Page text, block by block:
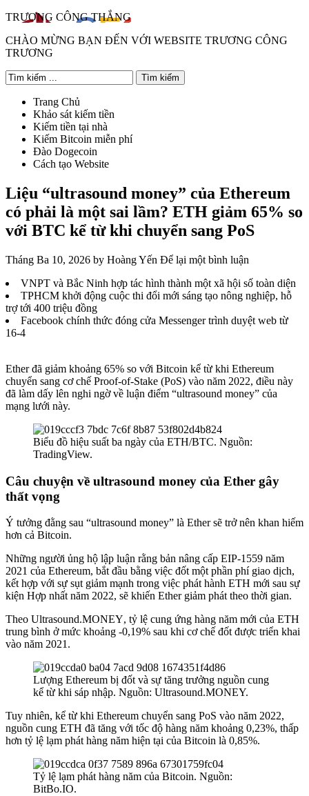
TRƯƠNG CÔNG THẮNG
CHÀO MỪNG BẠN ĐẾN VỚI WEBSITE TRƯƠNG CÔNG
TRƯƠNG
Trang Chủ
Khảo sát kiếm tiền
Kiếm tiền tại nhà
Kiếm Bitcoin miễn phí
Đào Dogecoin
Cách tạo Website
Liệu “ultrasound money” của Ethereum
có phải là một sai lầm? ETH giảm 65% so
với BTC kể từ khi chuyển sang PoS
Tháng Ba 10, 2026 by Hoàng Yến Để lại một bình luận
VNPT và Bắc Ninh hợp tác hình thành một xã hội số toàn diện
TPHCM khởi động cuộc thi đổi mới sáng tạo nông nghiệp, hỗ
trợ tới 400 triệu đồng
Facebook chính thức đóng cửa Messenger trình duyệt web từ
16-4
Ether đã giảm khoảng 65% so với Bitcoin kể từ khi Ethereum
chuyển sang cơ chế Proof-of-Stake (PoS) vào năm 2022, điều này
đã làm dấy lên nghi ngờ về luận điểm “ultrasound money” của
mạng lưới này.
Biểu đồ hiệu suất ba ngày của ETH/BTC. Nguồn:
TradingView.
Câu chuyện về ultrasound money của Ether gây
thất vọng
Ý tưởng đằng sau “ultrasound money” là Ether sẽ trở nên khan hiếm
hơn cả Bitcoin.
Những người ủng hộ lập luận rằng bản nâng cấp EIP-1559 năm
2021 của Ethereum, bắt đầu bằng việc đốt một phần phí giao dịch,
kết hợp với sự sụt giảm mạnh trong việc phát hành ETH mới sau sự
kiện Hợp nhất năm 2022, sẽ khiến Ether giảm phát theo thời gian.
Theo Ultrasound.MONEY, tỷ lệ cung ứng hàng năm mới của ETH
trung bình ở mức khoảng -0,19% sau khi cơ chế đốt được triển khai
vào năm 2021.
Lượng Ethereum bị đốt và sự tăng trưởng nguồn cung
kể từ khi sáp nhập. Nguồn: Ultrasound.MONEY.
Tuy nhiên, kể từ khi Ethereum chuyển sang PoS vào năm 2022,
nguồn cung ETH đã tăng với tốc độ hàng năm khoảng 0,23%, thấp
hơn tỷ lệ lạm phát hàng năm hiện tại của Bitcoin là 0,85%.
Tỷ lệ lạm phát hàng năm của Bitcoin. Nguồn:
BitBo.IO.